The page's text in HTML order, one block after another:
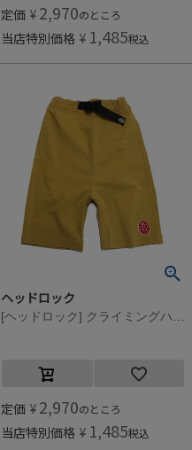
定価 ¥ 2,970のところ
当店特別価格 ¥ 1,485税込
ヘッドロック
定価 ¥ 2,970のところ
当店特別価格 ¥ 1,485税込